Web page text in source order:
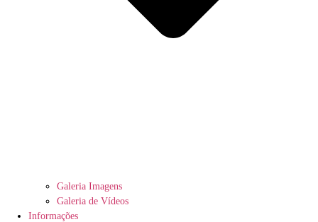
Galeria Imagens
Galeria de Vídeos
Informações